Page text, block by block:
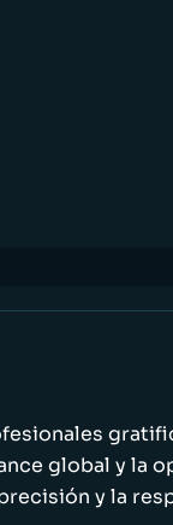
global y la
y la